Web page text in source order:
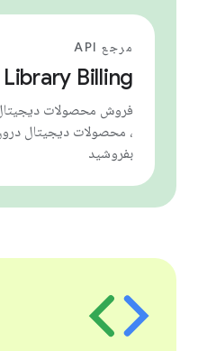
مرجع API
Library Billing
فروش محصولات دیجیتال
، محصولات دیجیتال
بفروشید